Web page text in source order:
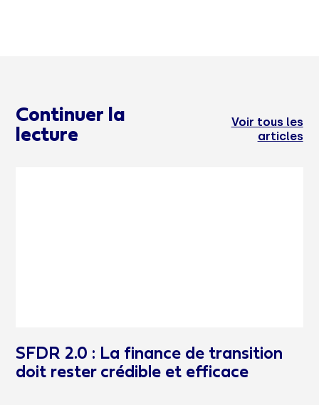
Continuer la
lecture
Voir tous les
articles
SFDR 2.0 : La finance de transition
doit rester crédible et efficace